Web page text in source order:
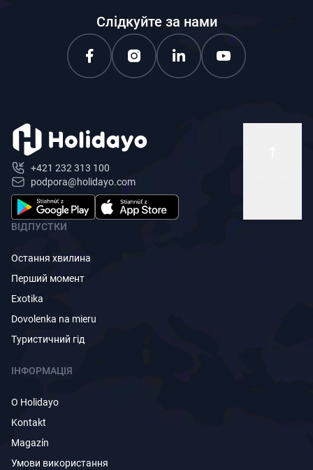
Слідкуйте за нами
+421 232 313 100
podpora@holidayo.com
ВІДПУСТКИ
Остання хвилина
Перший момент
Exotika
Dovolenka na mieru
Туристичний гід
ІНФОРМАЦІЯ
O Holidayo
Kontakt
Magazín
Умови використання